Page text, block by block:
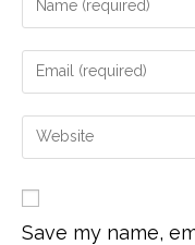
Save my name,